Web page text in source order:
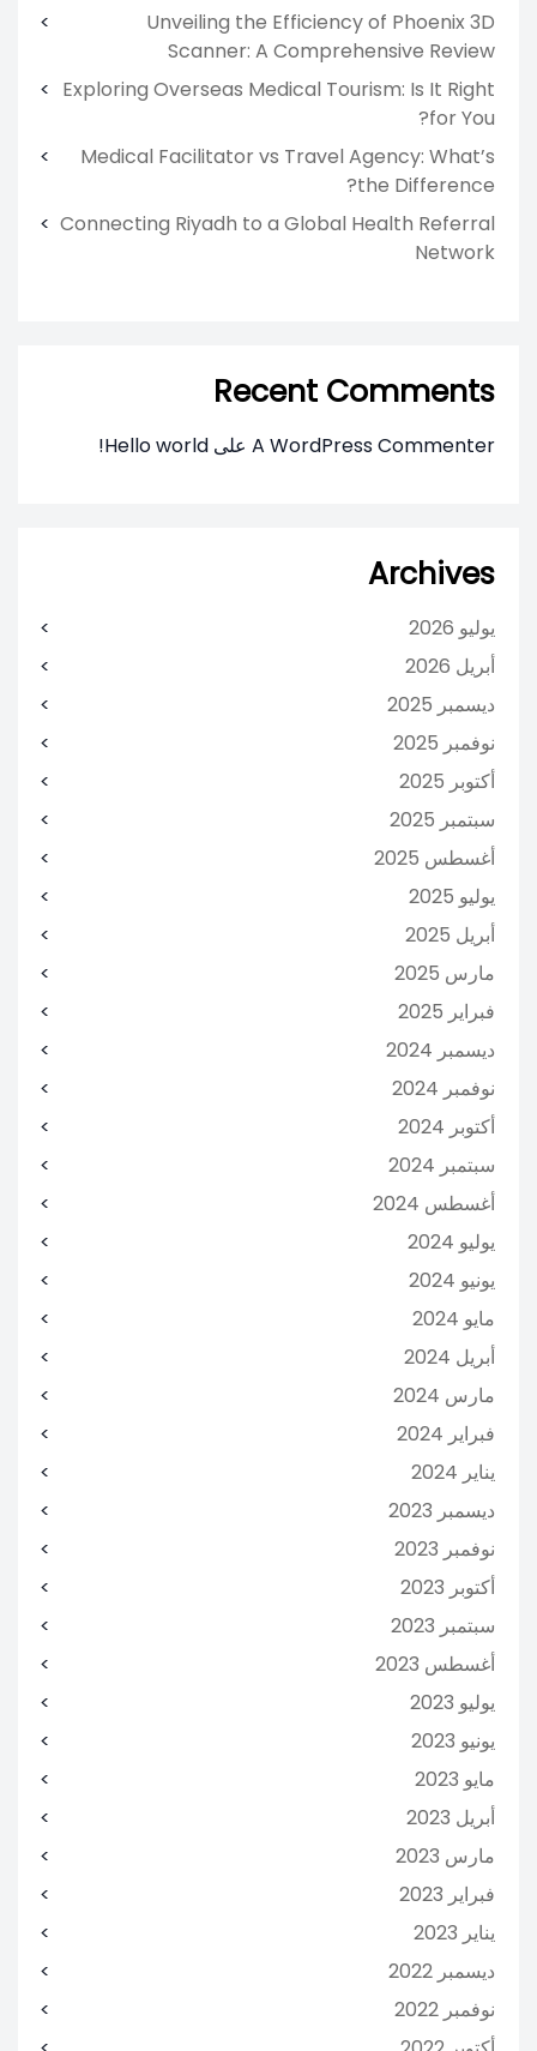
Unveiling the Efficiency of Phoenix 3D
Scanner: A Comprehensive Review
Exploring Overseas Medical Tourism: Is It Right
for You?
Medical Facilitator vs Travel Agency: What’s
the Difference?
Connecting Riyadh to a Global Health Referral
Network
Recent Comments
A WordPress Commenter على Hello world!
Archives
يوليو 2026
أبريل 2026
ديسمبر 2025
نوفمبر 2025
أكتوبر 2025
سبتمبر 2025
أغسطس 2025
يوليو 2025
أبريل 2025
مارس 2025
فبراير 2025
ديسمبر 2024
نوفمبر 2024
أكتوبر 2024
سبتمبر 2024
أغسطس 2024
يوليو 2024
يونيو 2024
مايو 2024
أبريل 2024
مارس 2024
فبراير 2024
يناير 2024
ديسمبر 2023
نوفمبر 2023
أكتوبر 2023
سبتمبر 2023
أغسطس 2023
يوليو 2023
يونيو 2023
مايو 2023
أبريل 2023
مارس 2023
فبراير 2023
يناير 2023
ديسمبر 2022
نوفمبر 2022